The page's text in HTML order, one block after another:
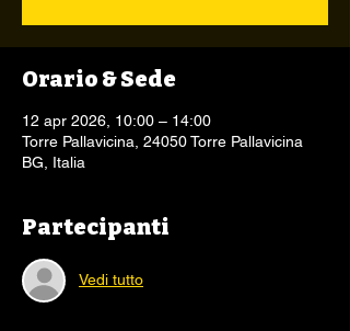
Orario & Sede
12 apr 2026, 10:00 – 14:00
Torre Pallavicina, 24050 Torre Pallavicina
BG, Italia
Partecipanti
Vedi tutto